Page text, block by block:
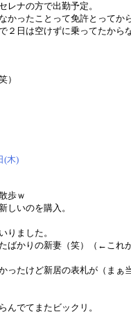
レナの方で出勤予定。
かったことって免許とってか
２日は空けずに乗ってたから
）
(木)
歩ｗ
しいのを購入。
りました。
ばかりの新妻（笑）（←これ
ったけど新居の表札が（まぁ
んでてまたビックリ。